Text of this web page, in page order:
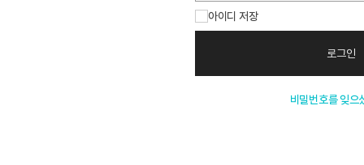
아이디 저장
로그인
비밀번호를 잊으